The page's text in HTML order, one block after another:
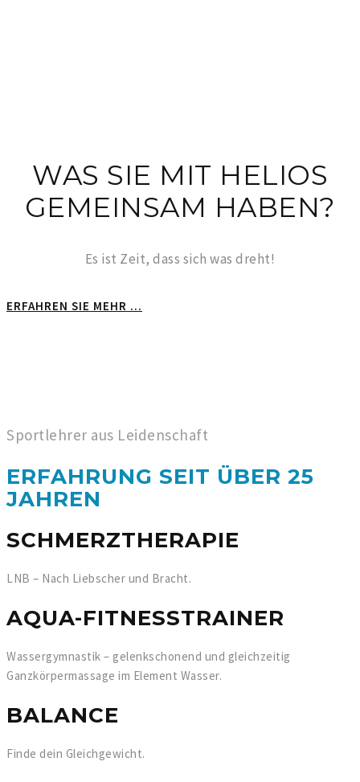
WAS SIE MIT HELIOS
GEMEINSAM HABEN?
Es ist Zeit, dass sich was dreht!
ERFAHREN SIE MEHR ...
Sportlehrer aus Leidenschaft
ERFAHRUNG SEIT ÜBER 25
JAHREN
SCHMERZTHERAPIE
LNB – Nach Liebscher und Bracht.
AQUA-FITNESSTRAINER
Wassergymnastik – gelenkschonend und gleichzeitig
Ganzkörpermassage im Element Wasser.
BALANCE
Finde dein Gleichgewicht.